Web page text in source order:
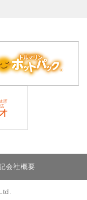
会社概要